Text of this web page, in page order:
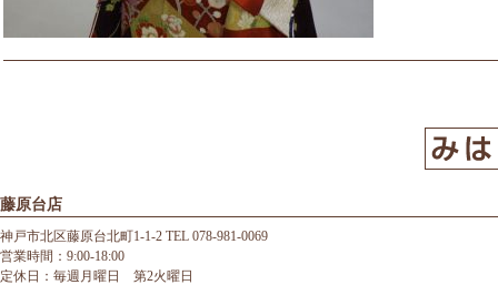
藤原台店
神戸市北区藤原台北町1-1-2 TEL 078-981-0069
営業時間：9:00-18:00
定休日：毎週月曜日 第2火曜日